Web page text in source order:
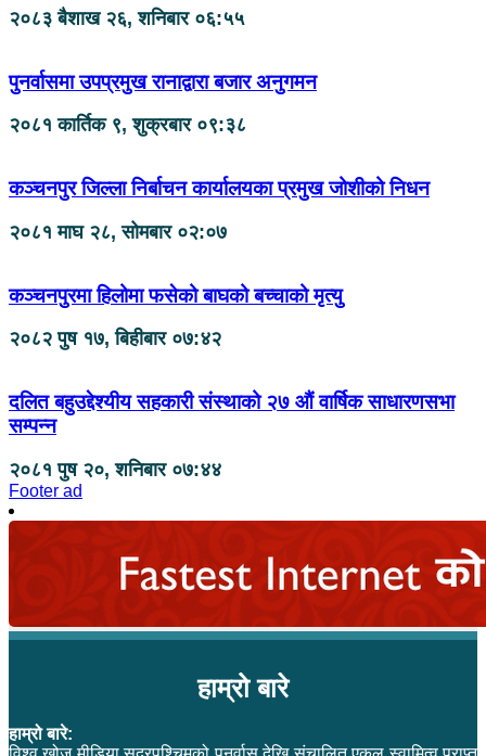
२०८३ बैशाख २६, शनिबार ०६:५५
पुनर्वासमा उपप्रमुख रानाद्वारा बजार अनुगमन
२०८१ कार्तिक ९, शुक्रबार ०९:३८
कञ्चनपुर जिल्ला निर्बाचन कार्यालयका प्रमुख जोशीको निधन
२०८१ माघ २८, सोमबार ०२:०७
कञ्चनपुरमा हिलोमा फसेको बाघको बच्चाको मृत्यु
२०८२ पुष १७, बिहीबार ०७:४२
दलित बहुउद्देश्यीय सहकारी संस्थाको २७ औं वार्षिक साधारणसभा
सम्पन्न
२०८१ पुष २०, शनिबार ०७:४४
Footer ad
हाम्रो बारे
हाम्रो बारे: